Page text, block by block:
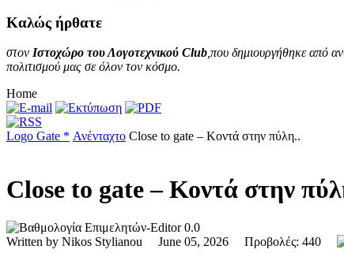
Καλώς ήρθατε
στον Ιστοχώρο του Λογοτεχνικού Club,που δημιουργήθηκε από
πολιτισμού μας σε όλον τον κόσμο.
Home
Logo Gate * Ανένταχτο Close to gate – Κοντά στην πύλη..
Close to gate – Κοντά στην
0.0
Written by Nikos Stylianou June 05, 2026 Προβολές: 440